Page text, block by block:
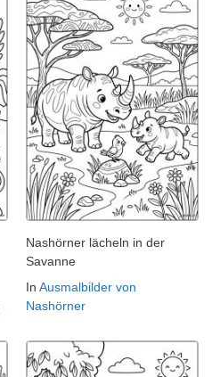
Nashörner lächeln in der
Savanne
In Ausmalbilder von
Nashörner